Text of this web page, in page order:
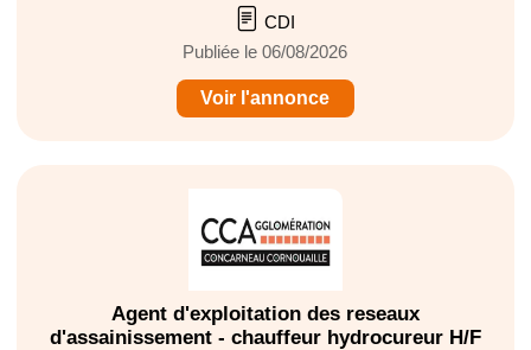
CDI
Publiée le 06/08/2026
Voir l'annonce
Agent d'exploitation des reseaux
d'assainissement - chauffeur hydrocureur H/F